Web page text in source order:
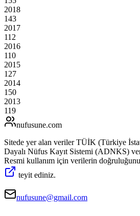
2018
143
2017
112
2016
110
2015
127
2014
150
2013
119
nufusune.com
Sitede yer alan veriler TÜİK (Türkiye
Dayalı Nüfus Kayıt Sistemi (ADNKS)
Resmi kullanım için verilerin doğruluğunu
teyit ediniz.
nufusune@gmail.com